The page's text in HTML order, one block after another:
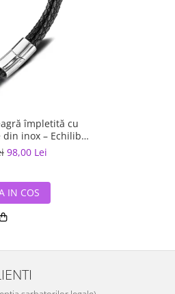
împletită cu
inox – Echilibru
rafinament
98,00 Lei
IN COS